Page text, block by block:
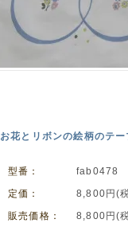
お花とリボンの絵柄のテ
型番：
fab0478
定価：
8,800円(
販売価格：
8,800円(